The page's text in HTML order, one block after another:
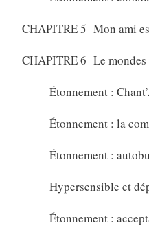
CHAPITRE 5 Mon ami
CHAPITRE 6 Le mondes
Étonnement :
Étonnement : la
Étonnement :
Hypersensible et
Étonnement :